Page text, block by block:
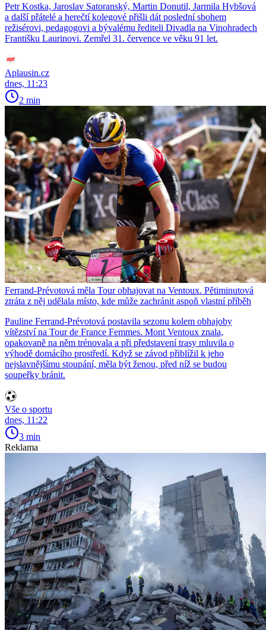
Petr Kostka, Jaroslav Satoranský, Martin Donutil, Jarmila Hybšová
a další přátelé a herečtí kolegové přišli dát poslední sbohem
režisérovi, pedagogovi a bývalému řediteli Divadla na Vinohradech
Františku Laurinovi. Zemřel 31. července ve věku 91 let.
Aplausin.cz
dnes, 11:23
2 min
Ferrand-Prévotová měla Tour obhajovat na Ventoux. Pětiminutová
ztráta z něj udělala místo, kde může zachránit aspoň vlastní příběh
Pauline Ferrand-Prévotová postavila sezonu kolem obhajoby
vítězství na Tour de France Femmes. Mont Ventoux znala,
opakovaně na něm trénovala a při představení trasy mluvila o
výhodě domácího prostředí. Když se závod přiblížil k jeho
nejslavnějšímu stoupání, měla být ženou, před níž se budou
soupeřky bránit.
Vše o sportu
dnes, 11:22
3 min
Reklama